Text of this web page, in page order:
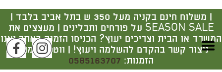
משלוח חינם בקניה מעל 350 ש בתל אביב בלבד |
SEASON SALE על פורחים ותבלינים | מעצצים את
המשרד או הבית וצריכים יעוץ? הכניסו הזמנה באתר ואנו
ניצור קשר בהקדם להשלמה ויעוץ! | ווטסאפ מרכז
הזמנות: 0585163707